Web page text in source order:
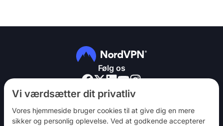
Vi værdsætter dit privatliv
Vores hjemmeside bruger cookies til at give dig en mere
sikker og personlig oplevelse. Ved at godkende accepterer
Følg os